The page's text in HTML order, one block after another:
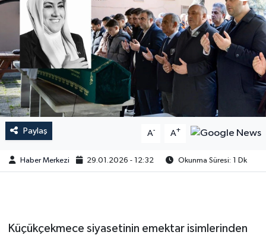
Paylaş A- A+
Haber Merkezi 29.01.2026 - 12:32 Okunma Süresi: 1 Dk
Küçükçekmece siyasetinin emektar isimlerinden